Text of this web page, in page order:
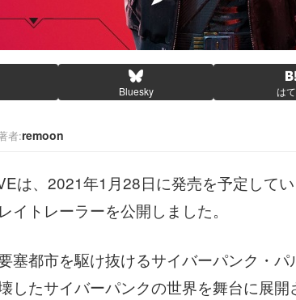
Bluesky は
者:remoon
は、2021年1月28日に発売を予定して
イトレーラーを公開しました。
塞都市を駆け抜けるサイバーパンク・
したサイバーパンクの世界を舞台に展